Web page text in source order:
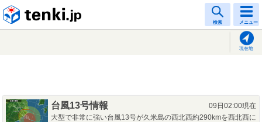
検索 メニュー
現在地
台風13号情報
09日02:00現在
大型で非常に強い台風13号が久米島の西北西約290kmを西北西に